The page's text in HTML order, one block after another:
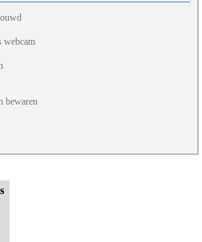
webcam
bewaren